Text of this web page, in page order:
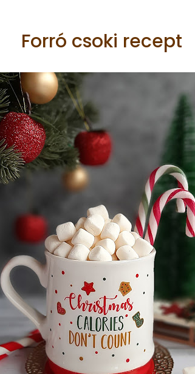
Forró csoki recept